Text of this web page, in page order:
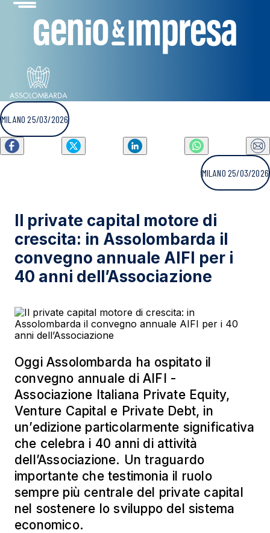
MILANO 25/03/2026
MILANO 25/03/2026
Il private capital motore di
crescita: in Assolombarda il
convegno annuale AIFI per i
40 anni dell’Associazione
Oggi Assolombarda ha ospitato il
convegno annuale di AIFI -
Associazione Italiana Private Equity,
Venture Capital e Private Debt, in
un’edizione particolarmente significativa
che celebra i 40 anni di attività
dell’Associazione. Un traguardo
importante che testimonia il ruolo
sempre più centrale del private capital
nel sostenere lo sviluppo del sistema
economico.